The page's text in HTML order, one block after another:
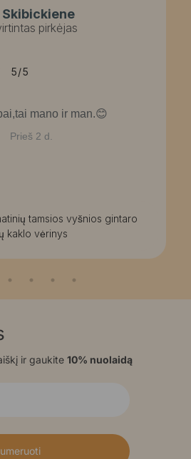
Skibickiene
pirkėjas
5/5
mano ir man.😊
Prieš 2 d.
tamsios vyšnios gintaro
kaklo vėrinys
ir gaukite 10% nuolaidą